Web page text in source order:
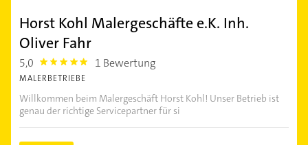
Horst Kohl Malergeschäfte e.K. Inh.
Oliver Fahr
5,0 5.0 1 Bewertung
MALERBETRIEBE
Willkommen beim Malergeschäft Horst Kohl! Unser Betrieb ist
genau der richtige Servicepartner für si